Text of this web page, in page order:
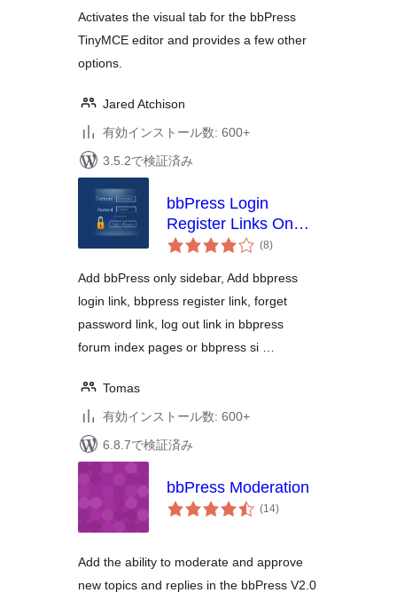
Activates the visual tab for the bbPress
TinyMCE editor and provides a few other
options.
Jared Atchison
有効インストール数: 600+
3.5.2で検証済み
bbPress Login
Register Links On
Forum Topic Pages
(8個
の)
Add bbPress only sidebar, Add bbpress
login link, bbpress register link, forget
password link, log out link in bbpress
forum index pages or bbpress si …
Tomas
有効インストール数: 600+
6.8.7で検証済み
bbPress Moderation
(14個
の)
Add the ability to moderate and approve
new topics and replies in the bbPress V2.0